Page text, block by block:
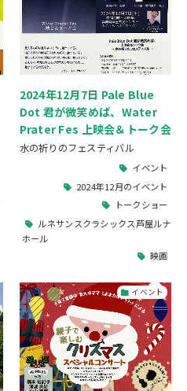
2024年12月7日 Pale Blue
Dot 君が微笑めば、Water
Prater Fes 上映会＆トーク会
水の祈りのフェスティバル
イベント
2024年12月のイベント
トークショー
ルネサンスクラシックス芦屋ルナ
ホール
映画
イベント